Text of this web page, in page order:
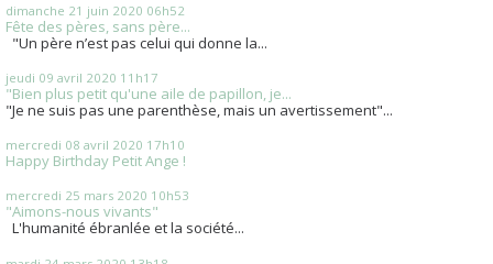
dimanche 21 juin 2020 06h52
Fête des pères, sans père...
"Un père n’est pas celui qui donne la...
jeudi 09 avril 2020 11h17
"Bien plus petit qu'une aile de papillon, je...
"Je ne suis pas une parenthèse, mais un avertissement"...
mercredi 08 avril 2020 17h10
Happy Birthday Petit Ange !
mercredi 25 mars 2020 10h53
"Aimons-nous vivants"
L'humanité ébranlée et la société...